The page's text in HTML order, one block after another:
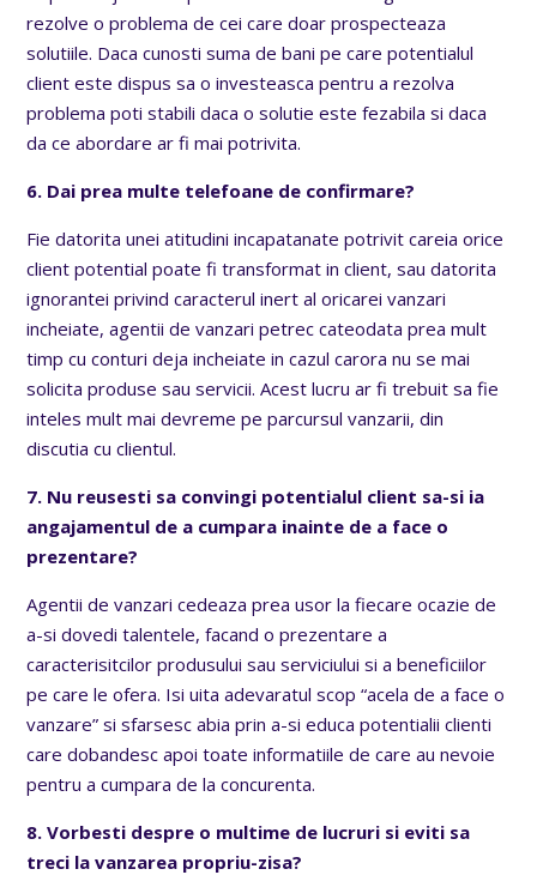
rezolve o problema de cei care doar prospecteaza
solutiile. Daca cunosti suma de bani pe care potentialul
client este dispus sa o investeasca pentru a rezolva
problema poti stabili daca o solutie este fezabila si daca
da ce abordare ar fi mai potrivita.
6. Dai prea multe telefoane de confirmare?
Fie datorita unei atitudini incapatanate potrivit careia orice
client potential poate fi transformat in client, sau datorita
ignorantei privind caracterul inert al oricarei vanzari
incheiate, agentii de vanzari petrec cateodata prea mult
timp cu conturi deja incheiate in cazul carora nu se mai
solicita produse sau servicii. Acest lucru ar fi trebuit sa fie
inteles mult mai devreme pe parcursul vanzarii, din
discutia cu clientul.
7. Nu reusesti sa convingi potentialul client sa-si ia
angajamentul de a cumpara inainte de a face o
prezentare?
Agentii de vanzari cedeaza prea usor la fiecare ocazie de
a-si dovedi talentele, facand o prezentare a
caracterisitcilor produsului sau serviciului si a beneficiilor
pe care le ofera. Isi uita adevaratul scop “acela de a face o
vanzare” si sfarsesc abia prin a-si educa potentialii clienti
care dobandesc apoi toate informatiile de care au nevoie
pentru a cumpara de la concurenta.
8. Vorbesti despre o multime de lucruri si eviti sa
treci la vanzarea propriu-zisa?